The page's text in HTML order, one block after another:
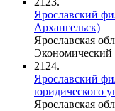
Ярославский
Архангельск)
Ярославская
Экономический
2124.
Ярославский
юридического
Ярославская